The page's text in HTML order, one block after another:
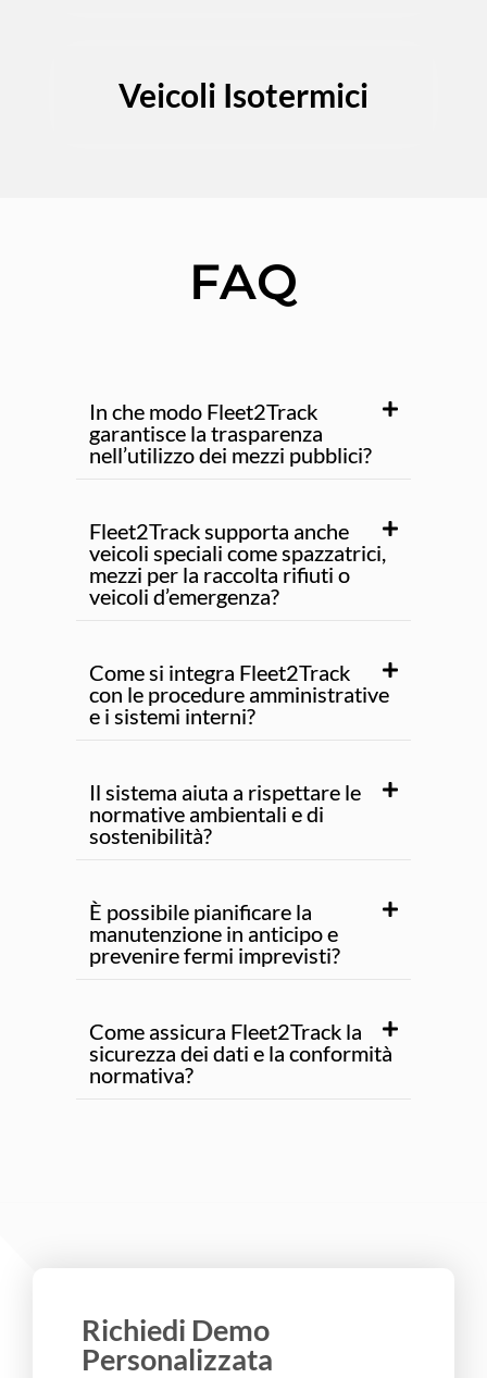
Veicoli Isotermici
FAQ
In che modo Fleet2Track
garantisce la trasparenza
nell’utilizzo dei mezzi pubblici?
Fleet2Track supporta anche
veicoli speciali come spazzatrici,
mezzi per la raccolta rifiuti o
veicoli d’emergenza?
Come si integra Fleet2Track
con le procedure amministrative
e i sistemi interni?
Il sistema aiuta a rispettare le
normative ambientali e di
sostenibilità?
È possibile pianificare la
manutenzione in anticipo e
prevenire fermi imprevisti?
Come assicura Fleet2Track la
sicurezza dei dati e la conformità
normativa?
Richiedi Demo
Personalizzata